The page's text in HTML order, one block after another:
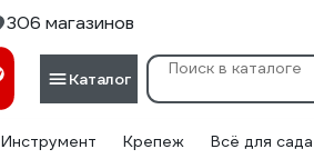
306 магазинов
Каталог
Инструмент Крепеж Всё для сада